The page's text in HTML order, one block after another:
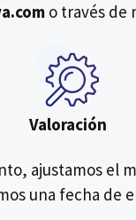
o través de
Valoración
ajustamos el
una fecha de